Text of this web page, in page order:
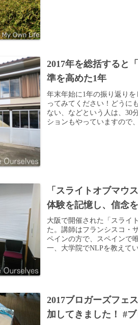
2017年を総括すると
準を高めた1年
年末年始に1年の振り返り
ってみてください！どうに
ない、などという人は、30
ションもやっていますので
「スライトオブマウ
体験を記憶し、信念
大阪で開催された「スライ
た。講師はフランシスコ・
ペインの方で、スペインで
一、大学院でNLPを教えて
2017ブロガーズフェ
加してきました！ #